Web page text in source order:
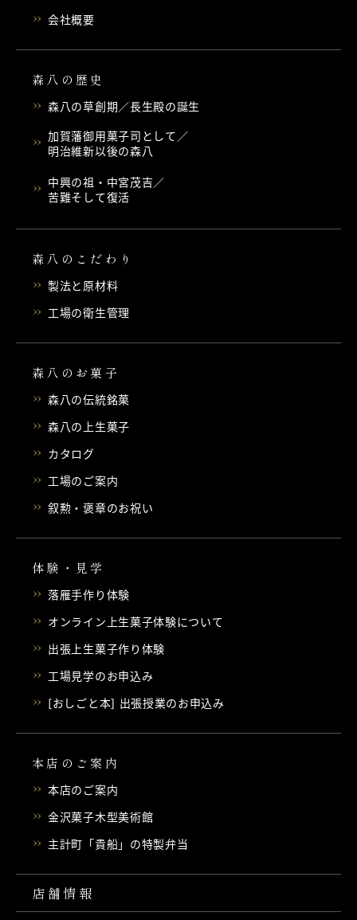
会社概要
森八の歴史
森八の草創期／長生殿の誕生
加賀藩御用菓子司として／
明治維新以後の森八
中興の祖・中宮茂吉／
苦難そして復活
森八のこだわり
製法と原材料
工場の衛生管理
森八のお菓子
森八の伝統銘菓
森八の上生菓子
カタログ
工場のご案内
叙勲・褒章のお祝い
体験・見学
落雁手作り体験
オンライン上生菓子体験について
出張上生菓子作り体験
工場見学のお申込み
[おしごと本] 出張授業のお申込み
本店のご案内
本店のご案内
金沢菓子木型美術館
主計町「貴船」の特製弁当
店舗情報